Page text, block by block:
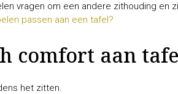
vragen om een andere zithouding en
passen aan een tafel?
comfort aan
het zitten.